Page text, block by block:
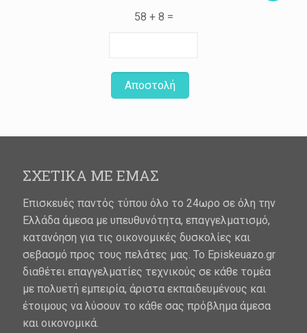
58 + 8 =
Αποστολή
ΣΧΕΤΙΚΑ ΜΕ ΕΜΑΣ
Επισκευές παντός τύπου όλο το 24ωρο σε όλη την
Ελλάδα άμεσα με υπευθυνότητα, επαγγελματισμό,
κατανόηση για τις οικονομικές δυσκολίες και
σεβασμό προς τους πελάτες μας. Το Episkeuazo.gr
διαθέτει επαγγελματίες τεχνικούς σε κάθε τομέα
με πολυετή εμπειρία, άριστα εκπαιδευμένους και
έτοιμους να λύσουν το κάθε σας πρόβλημα άμεσα
και οικονομικά.